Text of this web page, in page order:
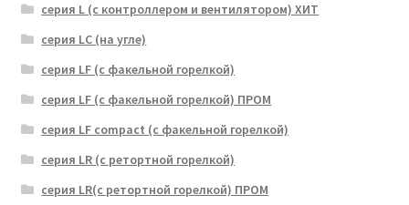
серия L (с контроллером и вентилятором) ХИТ
серия LC (на угле)
серия LF (с факельной горелкой)
серия LF (с факельной горелкой) ПРОМ
серия LF compact (с факельной горелкой)
серия LR (с ретортной горелкой)
серия LR(с ретортной горелкой) ПРОМ